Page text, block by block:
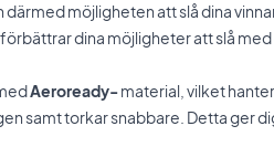
möjligheten att slå dina
dina möjligheter att slå med
Aeroready-material, vilket
samt torkar snabbare. Detta ger